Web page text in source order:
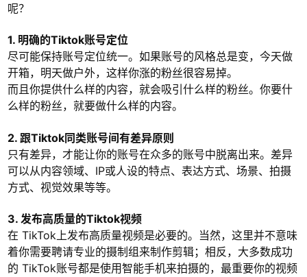
呢？
1. 明确的Tiktok账号定位
尽可能保持账号定位统一。如果账号的风格总是变，今天做
开箱，明天做户外，这样你涨的粉丝很容易掉。
而且你提供什么样的内容，就会吸引什么样的粉丝。你要什
么样的粉丝，就要做什么样的内容。
2. 跟Tiktok同类账号间有差异原则
只有差异，才能让你的账号在众多的账号中脱离出来。差异
可以从内容领域、IP或人设的特点、表达方式、场景、拍摄
方式、视觉效果等等。
3. 发布高质量的Tiktok视频
在 TikTok上发布高质量视频是必要的。当然，这里并不意味
着你需要聘请专业的摄制组来制作剪辑；相反，大多数成功
的 TikTok账号都是使用智能手机来拍摄的，最重要你的视频